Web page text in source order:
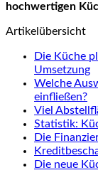
hochwertigen
Artikelübersicht
Die Küche
Umsetzung
Welche
einfließen?
Viel
Statistik:
Die
Die neue